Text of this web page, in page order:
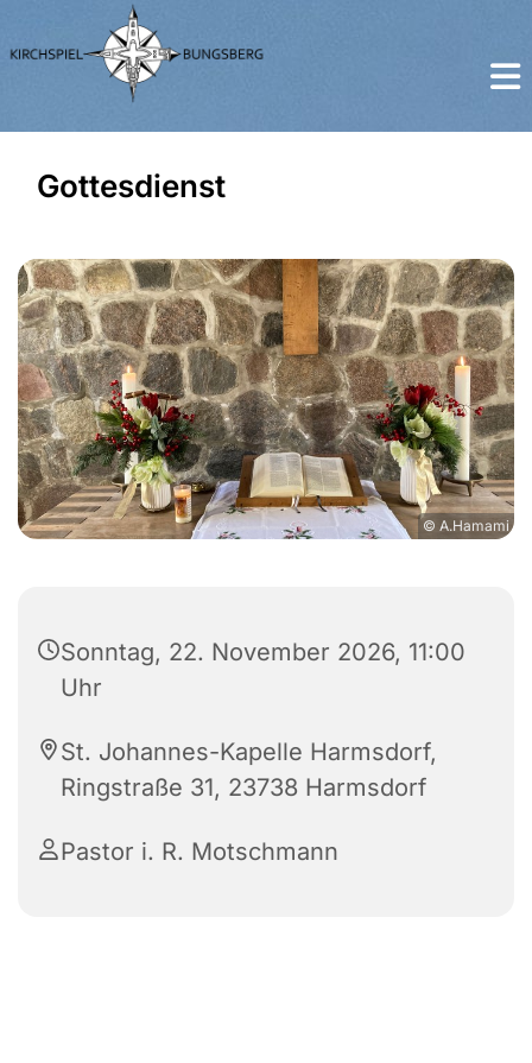
Gottesdienst
© A.Hamami
Sonntag, 22. November 2026, 11:00
Uhr
St. Johannes-Kapelle Harmsdorf,
Ringstraße 31, 23738 Harmsdorf
Pastor i. R. Motschmann